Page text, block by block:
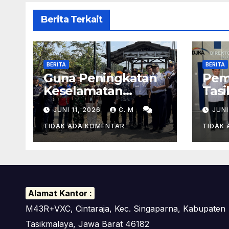
Berita Terkait
BERITA
Guna Peningkatan
Keselamatan
Transportasi,
Peninjauan
Lapangan
Perlintasan Kereta
Tasikmalaya
JUNI 11, 2026 C. M
TIDAK ADA KOMENTAR
BERITA
Fly
TIDAK
Alamat Kantor :
M43R+VXC, Cintaraja, Kec. Singaparna, Kabupaten
Tasikmalaya, Jawa Barat 46182